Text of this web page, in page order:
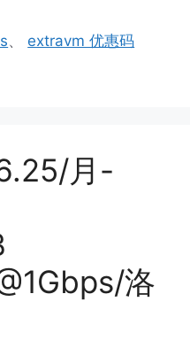
、 extravm 优惠码
月-
洛